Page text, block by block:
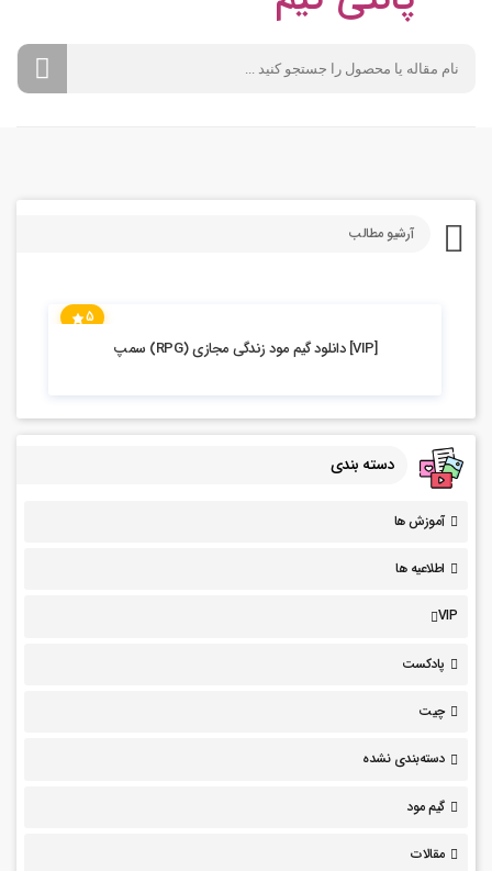
آرشیو مطالب
5
[VIP] دانلود گیم مود زندگی مجازی (RPG) سمپ
دسته بندی
آموزش ها
اطلاعیه ها
VIP
پادکست
چیت
دسته‌بندی نشده
گیم مود
مقالات